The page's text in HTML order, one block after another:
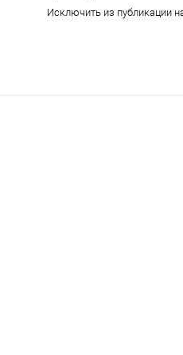
Исключить из публикации